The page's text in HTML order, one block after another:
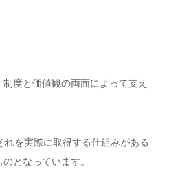
度と価値観の両面によって支え
を実際に取得する仕組みがある
となっています。